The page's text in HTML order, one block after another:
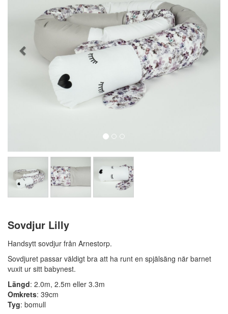
Sovdjur Lilly
Handsytt sovdjur från Arnestorp.
Sovdjuret passar väldigt bra att ha runt en spjälsäng när barnet
vuxit ur sitt babynest.
Längd: 2.0m, 2.5m eller 3.3m
Omkrets: 39cm
Tyg: bomull